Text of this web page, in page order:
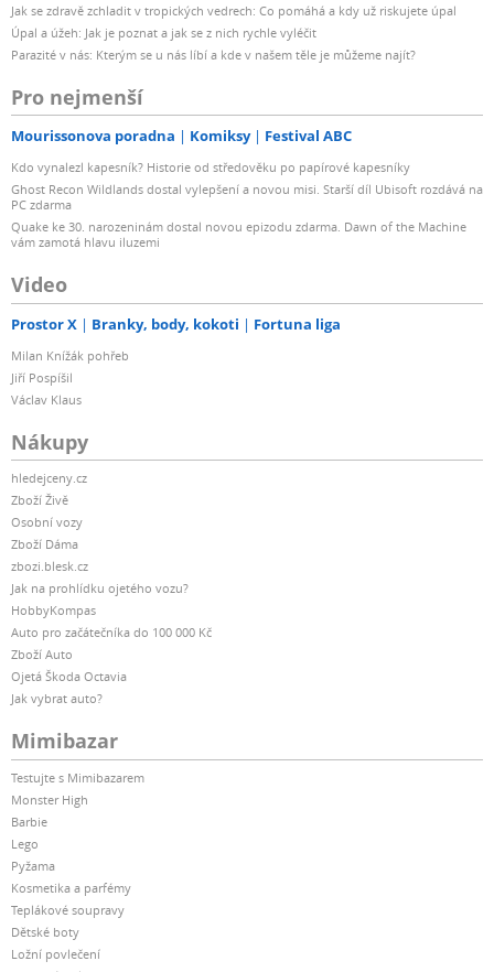
Jak se zdravě zchladit v tropických vedrech: Co pomáhá a kdy už riskujete úpal
Úpal a úžeh: Jak je poznat a jak se z nich rychle vyléčit
Parazité v nás: Kterým se u nás líbí a kde v našem těle je můžeme najít?
Pro nejmenší
Mourissonova poradna Komiksy Festival ABC
Kdo vynalezl kapesník? Historie od středověku po papírové kapesníky
Ghost Recon Wildlands dostal vylepšení a novou misi. Starší díl Ubisoft rozdává na
PC zdarma
Quake ke 30. narozeninám dostal novou epizodu zdarma. Dawn of the Machine
vám zamotá hlavu iluzemi
Video
Prostor X Branky, body, kokoti Fortuna liga
Milan Knížák pohřeb
Jiří Pospíšil
Václav Klaus
Nákupy
hledejceny.cz
Zboží Živě
Osobní vozy
Zboží Dáma
zbozi.blesk.cz
Jak na prohlídku ojetého vozu?
HobbyKompas
Auto pro začátečníka do 100 000 Kč
Zboží Auto
Ojetá Škoda Octavia
Jak vybrat auto?
Mimibazar
Testujte s Mimibazarem
Monster High
Barbie
Lego
Pyžama
Kosmetika a parfémy
Teplákové soupravy
Dětské boty
Ložní povlečení